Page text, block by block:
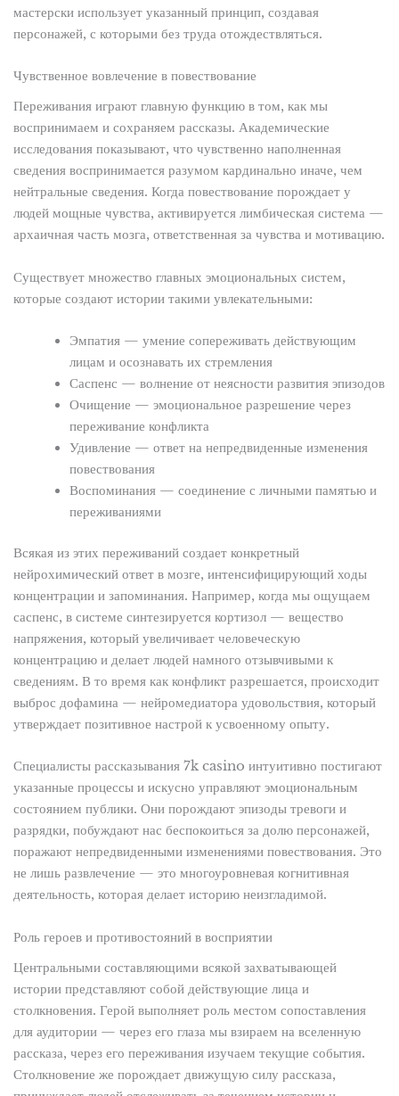
мастерски использует указанный принцип, создавая
персонажей, с которыми без труда отождествляться.
Чувственное вовлечение в повествование
Переживания играют главную функцию в том, как мы
воспринимаем и сохраняем рассказы. Академические
исследования показывают, что чувственно наполненная
сведения воспринимается разумом кардинально иначе, чем
нейтральные сведения. Когда повествование порождает у
людей мощные чувства, активируется лимбическая система —
архаичная часть мозга, ответственная за чувства и мотивацию.
Существует множество главных эмоциональных систем,
которые создают истории такими увлекательными:
Эмпатия — умение сопереживать действующим
лицам и осознавать их стремления
Саспенс — волнение от неясности развития эпизодов
Очищение — эмоциональное разрешение через
переживание конфликта
Удивление — ответ на непредвиденные изменения
повествования
Воспоминания — соединение с личными памятью и
переживаниями
Всякая из этих переживаний создает конкретный
нейрохимический ответ в мозге, интенсифицирующий ходы
концентрации и запоминания. Например, когда мы ощущаем
саспенс, в системе синтезируется кортизол — вещество
напряжения, который увеличивает человеческую
концентрацию и делает людей намного отзывчивыми к
сведениям. В то время как конфликт разрешается, происходит
выброс дофамина — нейромедиатора удовольствия, который
утверждает позитивное настрой к усвоенному опыту.
Специалисты рассказывания 7k casino интуитивно постигают
указанные процессы и искусно управляют эмоциональным
состоянием публики. Они порождают эпизоды тревоги и
разрядки, побуждают нас беспокоиться за долю персонажей,
поражают непредвиденными изменениями повествования. Это
не лишь развлечение — это многоуровневая когнитивная
деятельность, которая делает историю неизгладимой.
Роль героев и противостояний в восприятии
Центральными составляющими всякой захватывающей
истории представляют собой действующие лица и
столкновения. Герой выполняет роль местом сопоставления
для аудитории — через его глаза мы взираем на вселенную
рассказа, через его переживания изучаем текущие события.
Столкновение же порождает движущую силу рассказа,